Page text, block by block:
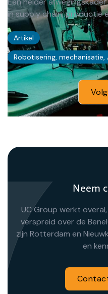
in supply chain, productie
Artikel
Robotisering, mechanisatie,
Neem
UC Group werkt
verspreid over de
zijn Rotterdam en
en